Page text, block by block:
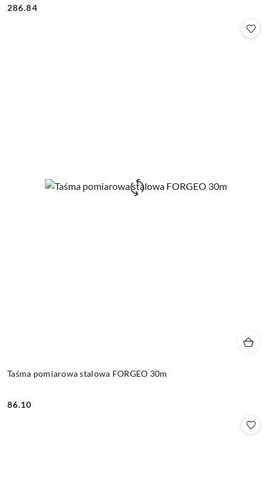
Cena:
Cena:
286.84
Taśma pomiarowa stalowa FORGEO 30m
Cena:
86.10